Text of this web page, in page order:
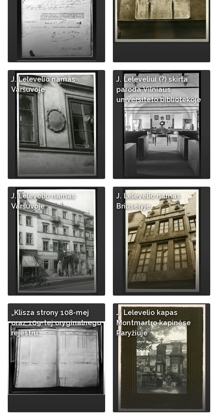
J. Lelevelio namas
Varšuvoje
J. Leleveliui (?) skirta
paroda Vilniaus
universiteto bibliotekoje
J. Lelevelio namas
Varšuvoje
J. Lelevelio namas
Briuselyje
„Klisza strony 108-mej
oraz 109-tej oryginalnego
rejestru…
J. Lelevelio kapas
Montmartro kapinėse
Paryžiuje